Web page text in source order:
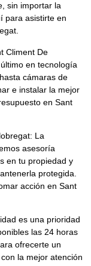
sin importar la
para asistirte en
Climent De
en tecnología
cámaras de
e instalar la mejor
en Sant
La
asesoría
en tu propiedad y
protegida.
acción en Sant
es una prioridad
las 24 horas
ofrecerte un
la mejor atención